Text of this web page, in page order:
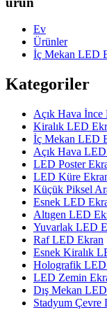
Ev
Ürünler
İç Mekan LED
Kategoriler
Açık Hava İnce
Kiralık LED
İç Mekan LED
Açık Hava LED
LED Poster
LED Küre
Küçük Piksel
Esnek LED
Altıgen LED
Yuvarlak LED
Raf LED Ekran
Esnek Kiralık
Holografik LED
LED Zemin
Dış Mekan
Stadyum Çevre